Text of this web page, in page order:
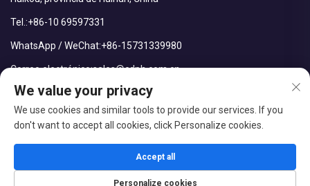
Tel.:+86-10 69597331
WhatsApp / WeChat:+86-15731339980
Correo electrónico:sales@cdph.com.cn
los derechos reservados
Política de privacidad
We value your privacy
We use cookies and similar tools to provide our services. If you
don't want to accept all cookies, click Personalize cookies.
Personalize cookies
Accept all